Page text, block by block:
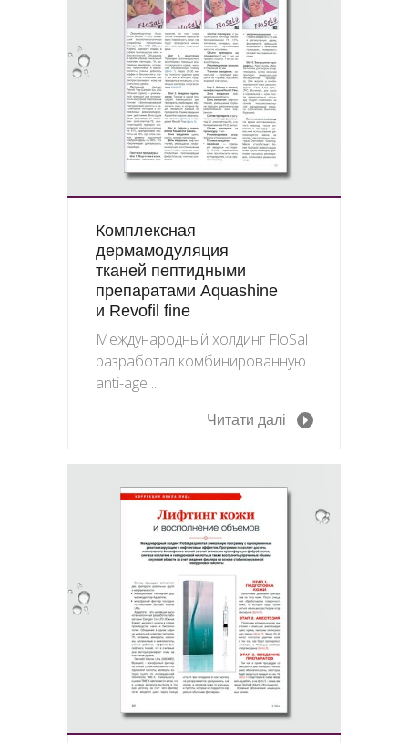
Комплексная
дермамодуляция
тканей пептидными
препаратами Aquashine
и Revofil fine
Международный холдинг FloSal
разработал комбинированную
anti-age ...
Читати далі